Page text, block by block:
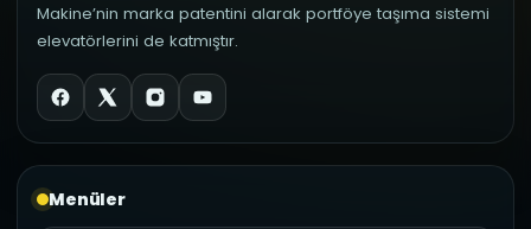
Makine’nin marka patentini alarak portföye taşıma sistemi
elevatörlerini de katmıştır.
Menüler